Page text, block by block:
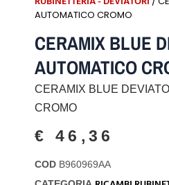
AUTOMATICO CROMO
CERAMIX BLUE
AUTOMATICO
CERAMIX BLUE
CROMO
€ 46,36
COD B960969AA